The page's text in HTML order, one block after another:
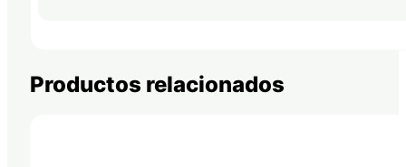
Productos relacionados